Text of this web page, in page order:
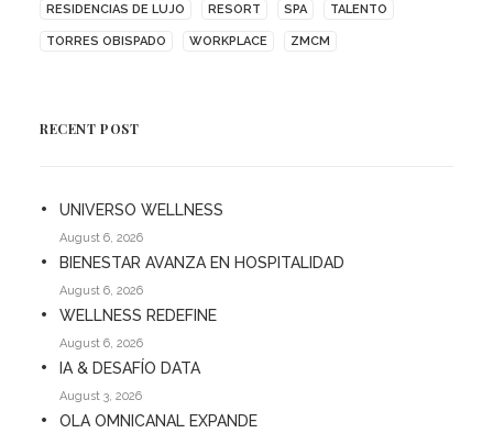
RESIDENCIAS DE LUJO RESORT SPA TALENTO
TORRES OBISPADO WORKPLACE ZMCM
RECENT POST
UNIVERSO WELLNESS
August 6, 2026
BIENESTAR AVANZA EN HOSPITALIDAD
August 6, 2026
WELLNESS REDEFINE
August 6, 2026
IA & DESAFÍO DATA
August 3, 2026
OLA OMNICANAL EXPANDE